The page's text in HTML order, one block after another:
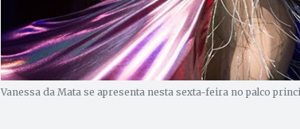
Vanessa da Mata se apresenta nesta sexta-feira no palco